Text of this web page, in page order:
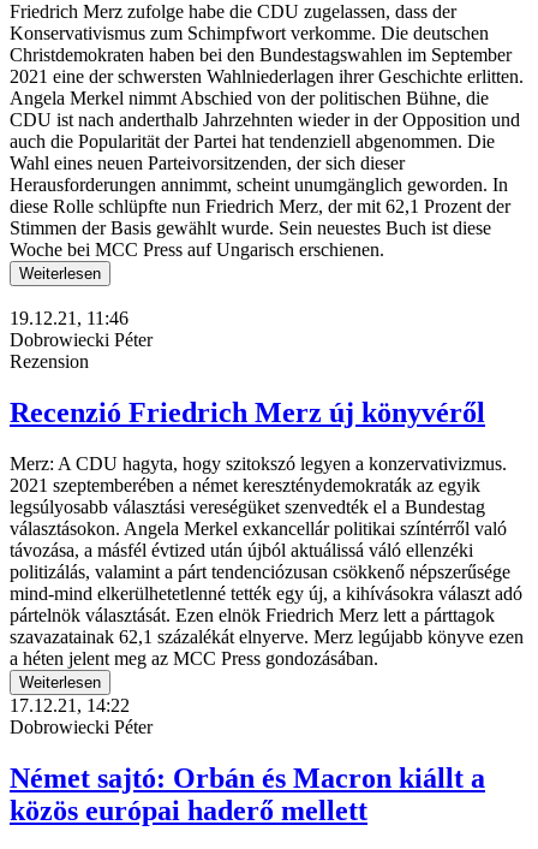
Friedrich Merz zufolge habe die CDU zugelassen, dass der
Konservativismus zum Schimpfwort verkomme. Die deutschen
Christdemokraten haben bei den Bundestagswahlen im September
2021 eine der schwersten Wahlniederlagen ihrer Geschichte erlitten.
Angela Merkel nimmt Abschied von der politischen Bühne, die
CDU ist nach anderthalb Jahrzehnten wieder in der Opposition und
auch die Popularität der Partei hat tendenziell abgenommen. Die
Wahl eines neuen Parteivorsitzenden, der sich dieser
Herausforderungen annimmt, scheint unumgänglich geworden. In
diese Rolle schlüpfte nun Friedrich Merz, der mit 62,1 Prozent der
Stimmen der Basis gewählt wurde. Sein neuestes Buch ist diese
Woche bei MCC Press auf Ungarisch erschienen.
Weiterlesen
19.12.21, 11:46
Dobrowiecki Péter
Rezension
Recenzió Friedrich Merz új könyvéről
Merz: A CDU hagyta, hogy szitokszó legyen a konzervativizmus.
2021 szeptemberében a német kereszténydemokraták az egyik
legsúlyosabb választási vereségüket szenvedték el a Bundestag
választásokon. Angela Merkel exkancellár politikai színtérről való
távozása, a másfél évtized után újból aktuálissá váló ellenzéki
politizálás, valamint a párt tendenciózusan csökkenő népszerűsége
mind-mind elkerülhetetlenné tették egy új, a kihívásokra választ adó
pártelnök választását. Ezen elnök Friedrich Merz lett a párttagok
szavazatainak 62,1 százalékát elnyerve. Merz legújabb könyve ezen
a héten jelent meg az MCC Press gondozásában.
Weiterlesen
17.12.21, 14:22
Dobrowiecki Péter
Német sajtó: Orbán és Macron kiállt a
közös európai haderő mellett